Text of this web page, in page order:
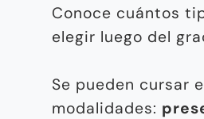
Conoce cuántos
elegir luego del
Se pueden cursar
modalidades: